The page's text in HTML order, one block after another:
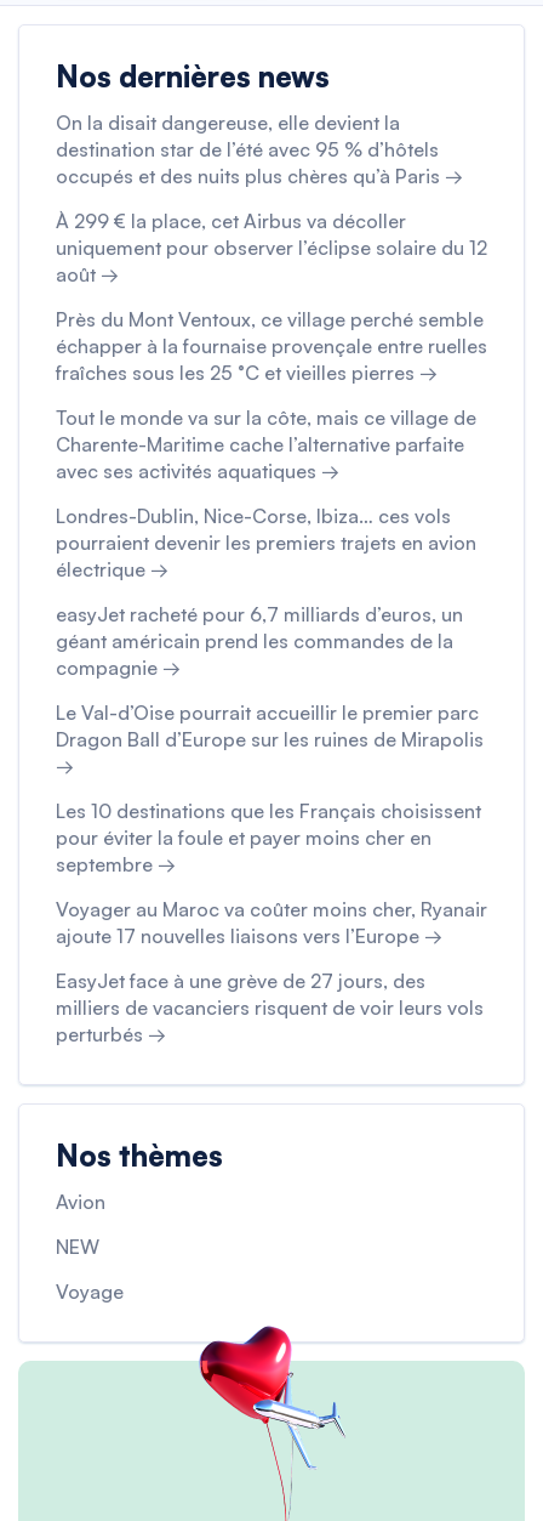
Nos dernières news
On la disait dangereuse, elle devient la
destination star de l’été avec 95 % d’hôtels
occupés et des nuits plus chères qu’à Paris →
À 299 € la place, cet Airbus va décoller
uniquement pour observer l’éclipse solaire du 12
août →
Près du Mont Ventoux, ce village perché semble
échapper à la fournaise provençale entre ruelles
fraîches sous les 25 °C et vieilles pierres →
Tout le monde va sur la côte, mais ce village de
Charente-Maritime cache l’alternative parfaite
avec ses activités aquatiques →
Londres-Dublin, Nice-Corse, Ibiza… ces vols
pourraient devenir les premiers trajets en avion
électrique →
easyJet racheté pour 6,7 milliards d’euros, un
géant américain prend les commandes de la
compagnie →
Le Val-d’Oise pourrait accueillir le premier parc
Dragon Ball d’Europe sur les ruines de Mirapolis
→
Les 10 destinations que les Français choisissent
pour éviter la foule et payer moins cher en
septembre →
Voyager au Maroc va coûter moins cher, Ryanair
ajoute 17 nouvelles liaisons vers l’Europe →
EasyJet face à une grève de 27 jours, des
milliers de vacanciers risquent de voir leurs vols
perturbés →
Nos thèmes
Avion
NEW
Voyage